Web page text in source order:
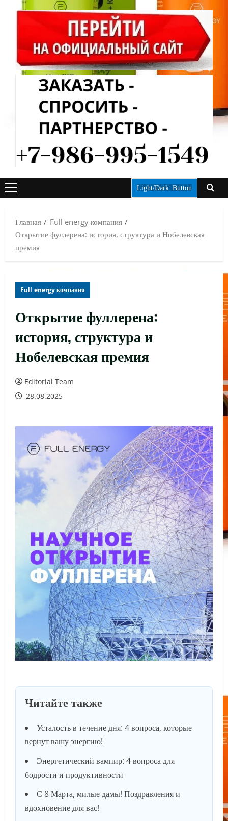
ОСНОВНОЕ
Light/Dark Button
Главная
Full energy компания
Открытие фуллерена: история, структура и Нобелевская
премия
Full energy компания
Открытие фуллерена:
история, структура и
Нобелевская премия
Editorial Team
28.08.2025
Читайте также
Усталость в течение дня: 4 вопроса, которые
вернут вашу энергию!
Энергетический вампир: 4 вопроса для
бодрости и продуктивности
С 8 Марта, милые дамы! Поздравления и
вдохновение для вас!